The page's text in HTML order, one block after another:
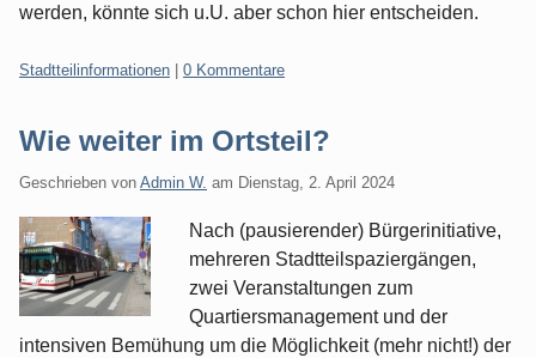
werden, könnte sich u.U. aber schon hier entscheiden.
Kategorien:
Stadtteilinformationen 0 Kommentare
Wie weiter im Ortsteil?
Geschrieben von Admin W. am Dienstag, 2. April 2024
Nach (pausierender) Bürgerinitiative,
mehreren Stadtteilspaziergängen,
zwei Veranstaltungen zum
Quartiersmanagement und der
intensiven Bemühung um die Möglichkeit (mehr nicht!) der